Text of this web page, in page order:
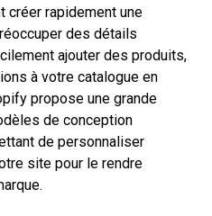
créer rapidement une
des détails
ajouter des produits,
à votre catalogue en
propose une grande
de conception
de personnaliser
site pour le rendre